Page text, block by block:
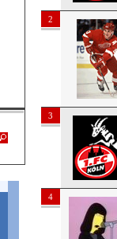
2
3
4